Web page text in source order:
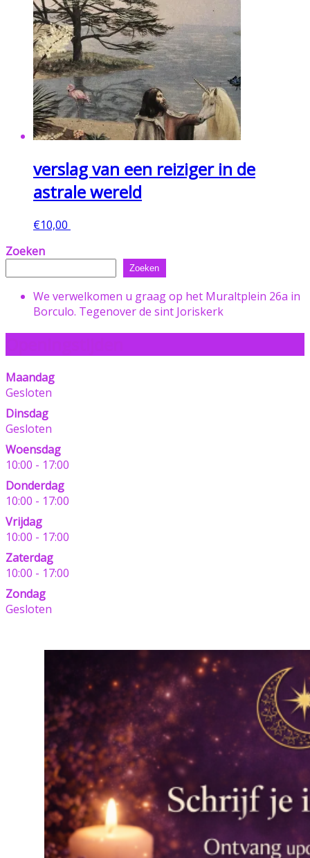
verslag van een reiziger in de
astrale wereld
€10,00
Zoeken
Zoeken
We verwelkomen u graag op het Muraltplein 26a in
Borculo. Tegenover de sint Joriskerk
Maandag
Gesloten
Dinsdag
Gesloten
Woensdag
10:00 - 17:00
Donderdag
10:00 - 17:00
Vrijdag
10:00 - 17:00
Zaterdag
10:00 - 17:00
Zondag
Gesloten